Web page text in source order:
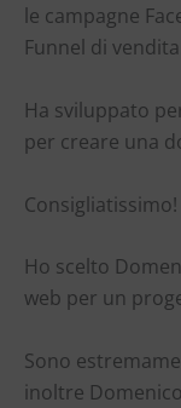
le campagne
Funnel di
Ha sviluppato
per creare una
Consigliatissimo!
Ho scelto
web per un
Sono
inoltre